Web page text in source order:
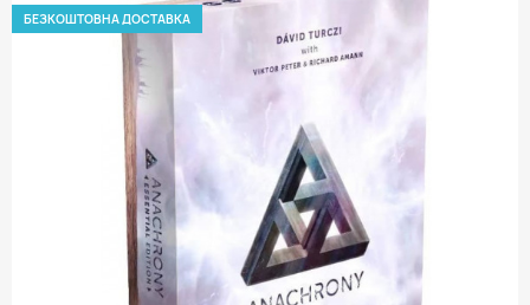
БЕЗКОШТОВНА ДОСТАВКА